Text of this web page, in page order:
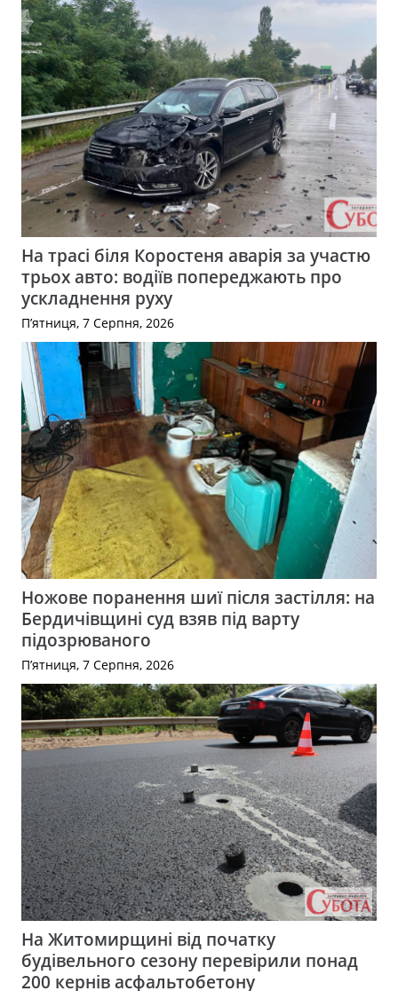
На трасі біля Коростеня аварія за участю
трьох авто: водіїв попереджають про
ускладнення руху
П’ятниця, 7 Серпня, 2026
Ножове поранення шиї після застілля: на
Бердичівщині суд взяв під варту
підозрюваного
П’ятниця, 7 Серпня, 2026
На Житомирщині від початку
будівельного сезону перевірили понад
200 кернів асфальтобетону